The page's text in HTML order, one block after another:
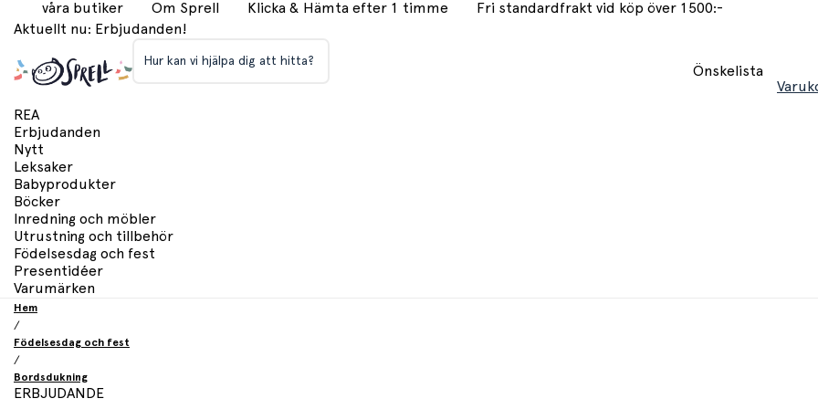
våra butiker Om Sprell Klicka & Hämta efter 1 timme
Fri standardfrakt vid köp över 1500:-
Aktuellt nu: Erbjudanden!
Hur kan vi hjälpa dig att hitta?
Önskelista
REA
Erbjudanden
Nytt
Leksaker
Babyprodukter
Böcker
Inredning och möbler
Utrustning och tillbehör
Födelsesdag och fest
Presentidéer
Varumärken
Hem
/
Födelsesdag och fest
/
Bordsdukning
ERBJUDANDE